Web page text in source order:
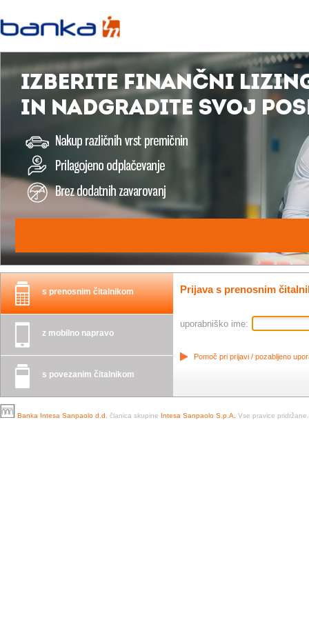
s prenosnim čitalnikom
z mobilno napravo
s povezanim čitalnikom
Prijava s prenosnim
uporabniško ime:
Pomoč pri prijavi / pozabljeno
Banka Intesa Sanpaolo d.d. članica skupine Intesa Sanpaolo S.p.A. Vse pravice pridržane.